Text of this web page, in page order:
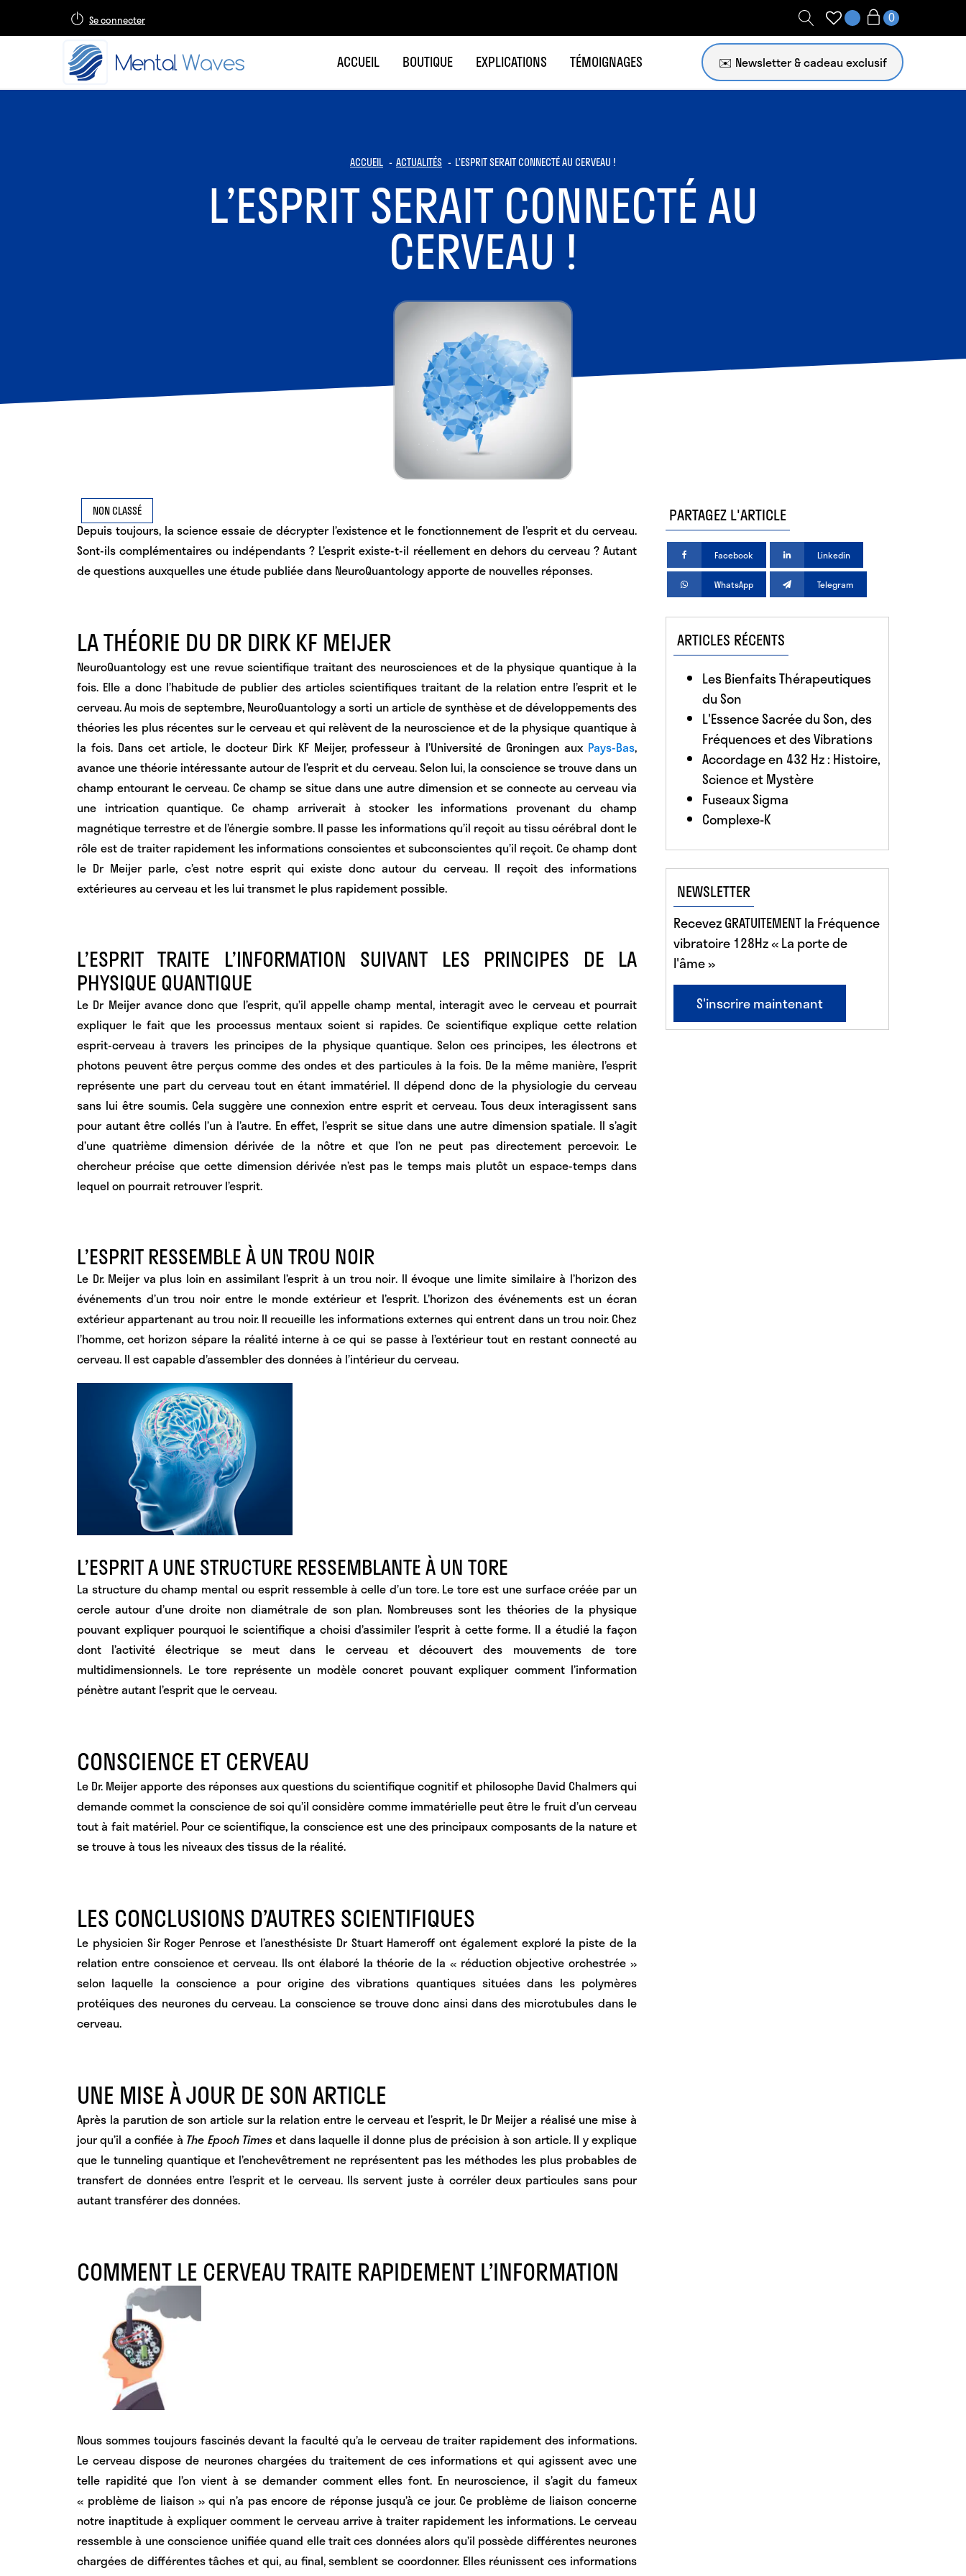
Se connecter
ACCUEIL BOUTIQUE EXPLICATIONS TÉMOIGNAGES ✉️ Newsletter
ACCUEIL ACTUALITÉS L’ESPRIT SERAIT CONNECTÉ AU CERVEAU !
L’ESPRIT SERAIT CONNECTÉ AU
CERVEAU !
NON CLASSÉ
Depuis toujours, la science essaie de décrypter l’existence et le fonctionnement de l’esprit et du cerveau.
Sont-ils complémentaires ou indépendants ? L’esprit existe-t-il réellement en dehors du cerveau ? Autant
de questions auxquelles une étude publiée dans NeuroQuantology apporte de nouvelles réponses.
LA THÉORIE DU DR DIRK KF MEIJER
NeuroQuantology est une revue scientifique traitant des neurosciences et de la physique quantique à la
fois. Elle a donc l’habitude de publier des articles scientifiques traitant de la relation entre l’esprit et le
cerveau. Au mois de septembre, NeuroQuantology a sorti un article de synthèse et de développements des
théories les plus récentes sur le cerveau et qui relèvent de la neuroscience et de la physique quantique à
la fois. Dans cet article, le docteur Dirk KF Meijer, professeur à l’Université de Groningen aux Pays-Bas,
avance une théorie intéressante autour de l’esprit et du cerveau. Selon lui, la conscience se trouve dans un
champ entourant le cerveau. Ce champ se situe dans une autre dimension et se connecte au cerveau via
une intrication quantique. Ce champ arriverait à stocker les informations provenant du champ
magnétique terrestre et de l’énergie sombre. Il passe les informations qu’il reçoit au tissu cérébral dont le
rôle est de traiter rapidement les informations conscientes et subconscientes qu’il reçoit. Ce champ dont
le Dr Meijer parle, c’est notre esprit qui existe donc autour du cerveau. Il reçoit des informations
extérieures au cerveau et les lui transmet le plus rapidement possible.
L’ESPRIT TRAITE L’INFORMATION SUIVANT LES PRINCIPES DE LA
PHYSIQUE QUANTIQUE
Le Dr Meijer avance donc que l’esprit, qu’il appelle champ mental, interagit avec le cerveau et pourrait
expliquer le fait que les processus mentaux soient si rapides. Ce scientifique explique cette relation
esprit-cerveau à travers les principes de la physique quantique. Selon ces principes, les électrons et
photons peuvent être perçus comme des ondes et des particules à la fois. De la même manière, l’esprit
représente une part du cerveau tout en étant immatériel. Il dépend donc de la physiologie du cerveau
sans lui être soumis. Cela suggère une connexion entre esprit et cerveau. Tous deux interagissent sans
pour autant être collés l’un à l’autre. En effet, l’esprit se situe dans une autre dimension spatiale. Il s’agit
d’une quatrième dimension dérivée de la nôtre et que l’on ne peut pas directement percevoir. Le
chercheur précise que cette dimension dérivée n’est pas le temps mais plutôt un espace-temps dans
lequel on pourrait retrouver l’esprit.
L’ESPRIT RESSEMBLE À UN TROU NOIR
Le Dr. Meijer va plus loin en assimilant l’esprit à un trou noir. Il évoque une limite similaire à l’horizon des
événements d’un trou noir entre le monde extérieur et l’esprit. L’horizon des événements est un écran
extérieur appartenant au trou noir. Il recueille les informations externes qui entrent dans un trou noir. Chez
l’homme, cet horizon sépare la réalité interne à ce qui se passe à l’extérieur tout en restant connecté au
cerveau. Il est capable d’assembler des données à l’intérieur du cerveau.
L’ESPRIT A UNE STRUCTURE RESSEMBLANTE À UN TORE
La structure du champ mental ou esprit ressemble à celle d’un tore. Le tore est une surface créée par un
cercle autour d’une droite non diamétrale de son plan. Nombreuses sont les théories de la physique
pouvant expliquer pourquoi le scientifique a choisi d’assimiler l’esprit à cette forme. Il a étudié la façon
dont l’activité électrique se meut dans le cerveau et découvert des mouvements de tore
multidimensionnels. Le tore représente un modèle concret pouvant expliquer comment l’information
pénètre autant l’esprit que le cerveau.
CONSCIENCE ET CERVEAU
Le Dr. Meijer apporte des réponses aux questions du scientifique cognitif et philosophe David Chalmers qui
demande commet la conscience de soi qu’il considère comme immatérielle peut être le fruit d’un cerveau
tout à fait matériel. Pour ce scientifique, la conscience est une des principaux composants de la natureet
se trouve à tous les niveaux des tissus de la réalité.
LES CONCLUSIONS D’AUTRES SCIENTIFIQUES
Le physicien Sir Roger Penrose et l’anesthésiste Dr Stuart Hameroff ont également exploré la piste de la
relation entre conscience et cerveau. Ils ont élaboré la théorie de la « réduction objective orchestrée »
selon laquelle la conscience a pour origine des vibrations quantiques situées dans les polymères
protéiques des neurones du cerveau. La conscience se trouve donc ainsi dans des microtubules dans le
cerveau.
UNE MISE À JOUR DE SON ARTICLE
Après la parution de son article sur la relation entre le cerveau et l’esprit, le Dr Meijer a réalisé une mise à
jour qu’il a confiée à The Epoch Timeset dans laquelle il donne plus de précision à son article. Il y explique
que le tunneling quantique et l’enchevêtrement ne représentent pas les méthodes les plus probables de
transfert de données entre l’esprit et le cerveau. Ils servent juste à corréler deux particules sans pour
autant transférer des données.
COMMENT LE CERVEAU TRAITE RAPIDEMENT L’INFORMATION
Nous sommes toujours fascinés devant la faculté qu’a le cerveau de traiter rapidement des informations.
Le cerveau dispose de neurones chargées du traitement de ces informations et qui agissent avec une
telle rapidité que l’on vient à se demander comment elles font. En neuroscience, il s’agit du fameux
« problème de liaison » qui n’a pas encore de réponse jusqu’à ce jour. Ce problème de liaison concerne
notre inaptitude à expliquer comment le cerveau arrive à traiter rapidement les informations. Le cerveau
ressemble à une conscience unifiée quand elle trait ces données alors qu’il possède différentes neurones
chargées de différentes tâches et qui, au final, semblent se coordonner. Elles réunissent ces informations
PARTAGEZ L'ARTICLE
Facebook Linkedin
WhatsApp Telegram
ARTICLES RÉCENTS
Les Bienfaits Thérapeutiques
du Son
L'Essence Sacrée du Son, des
Fréquences et des Vibrations
Accordage en 432 Hz : Histoire,
Science et Mystère
Fuseaux Sigma
Complexe-K
NEWSLETTER
Recevez GRATUITEMENT la Fréquence
vibratoire 128Hz « La porte de
l'âme »
S'inscrire maintenant